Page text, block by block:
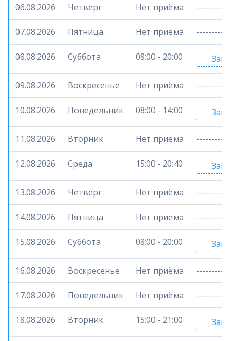
06.08.2026 Четверг Нет приёма
07.08.2026 Пятница Нет приёма
08.08.2026 Суббота 08:00 - 20:00
09.08.2026 Воскресенье Нет приёма
10.08.2026 Понедельник 08:00 - 14:00
11.08.2026 Вторник Нет приёма
12.08.2026 Среда 15:00 - 20:40
13.08.2026 Четверг Нет приёма
14.08.2026 Пятница Нет приёма
15.08.2026 Суббота 08:00 - 20:00
16.08.2026 Воскресенье Нет приёма
17.08.2026 Понедельник Нет приёма
18.08.2026 Вторник 15:00 - 21:00